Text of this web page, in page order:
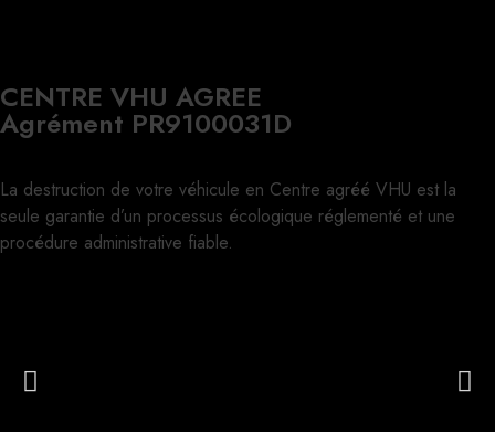
CENTRE VHU AGREE
Agrément PR9100031D
La destruction de votre véhicule en Centre agréé VHU est la
seule garantie d’un processus écologique réglementé et une
procédure administrative fiable.